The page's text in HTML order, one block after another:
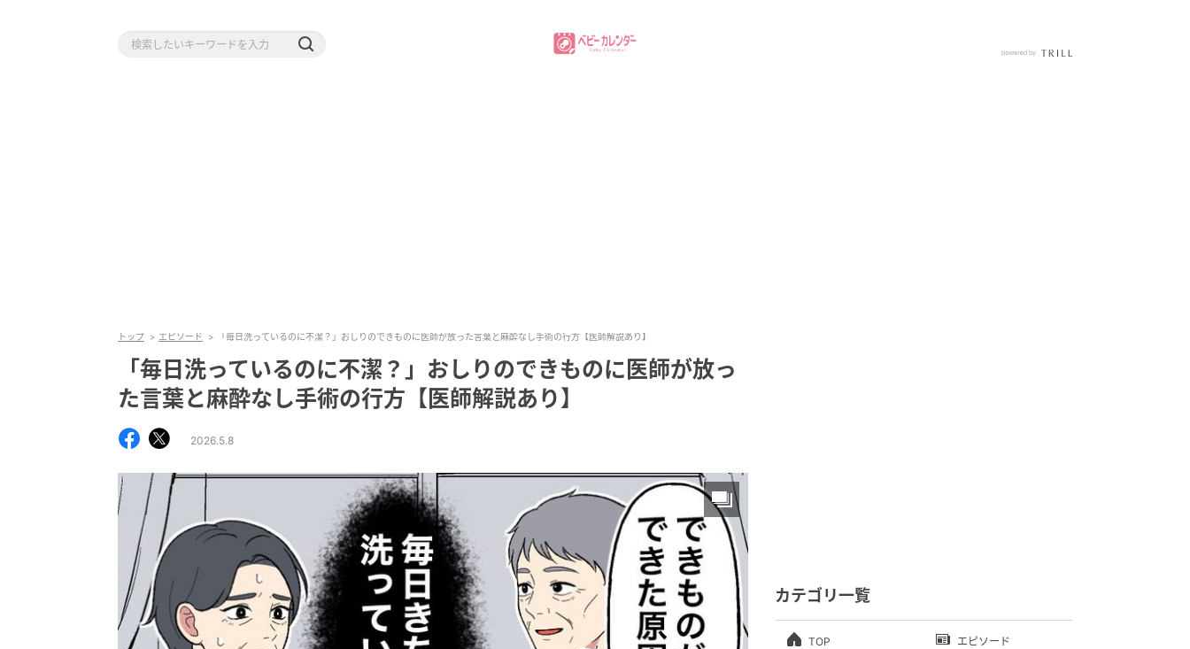
トップ エピソード 「毎日洗っているのに不潔？」おしりのできものに医師が放った言葉と麻酔なし手術の行方【医師解説あり】
「毎日洗っているのに不潔？」おしりのできものに医師が放っ
た言葉と麻酔なし手術の行方【医師解説あり】
2026.5.8
カテゴリ一覧
TOP エピソード